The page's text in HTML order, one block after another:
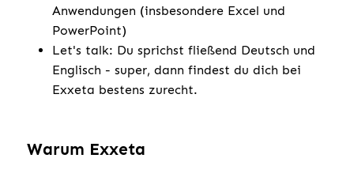
Anwendungen (insbesondere Excel und
PowerPoint)
Let's talk: Du sprichst fließend Deutsch und
Englisch - super, dann findest du dich bei
Exxeta bestens zurecht.
Warum Exxeta